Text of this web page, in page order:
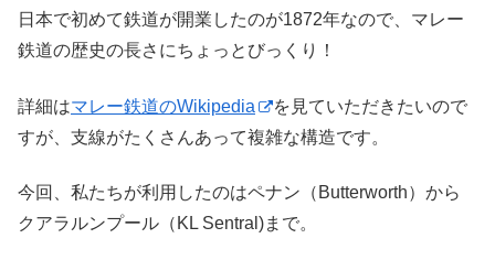
日本で初めて鉄道が開業したのが1872年なので、マレー
鉄道の歴史の長さにちょっとびっくり！
詳細はマレー鉄道のWikipedia
を見ていただきたいので
すが、支線がたくさんあって複雑な構造です。
今回、私たちが利用したのはペナン（Butterworth）から
クアラルンプール（KL Sentral)まで。